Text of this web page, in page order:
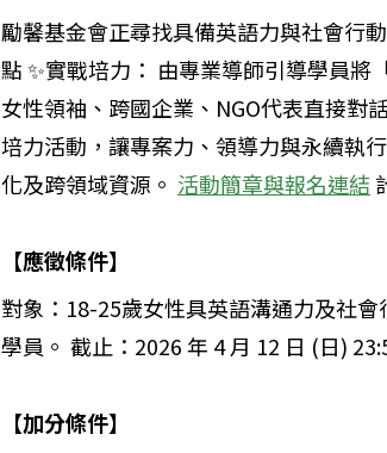
勵馨基金會正尋找具備英語力與社會行
點 ✨實戰培力： 由專業導師引導學員將
女性領袖、跨國企業、NGO代表直接對
培力活動，讓專案力、領導力與永續執
化及跨領域資源。 活動簡章與報名連結
【應徵條件】
對象：18-25歲女性具英語溝通力及社
學員。 截止：2026 年 4 月 12 日 (日)
【加分條件】